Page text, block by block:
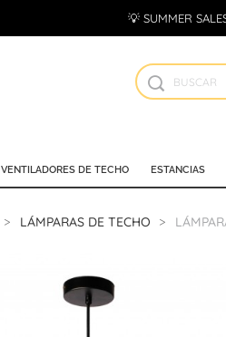
💡 SUMMER
VENTILADORES DE TECHO ESTANCIAS
LÁMPARAS DE TECHO